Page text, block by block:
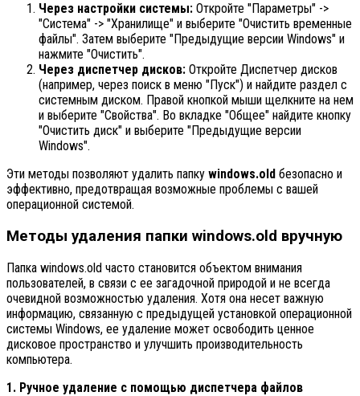
Через настройки системы: Откройте "Параметры" ->
"Система" -> "Хранилище" и выберите "Очистить временные
файлы". Затем выберите "Предыдущие версии Windows" и
нажмите "Очистить".
Через диспетчер дисков: Откройте Диспетчер дисков
(например, через поиск в меню "Пуск") и найдите раздел с
системным диском. Правой кнопкой мыши щелкните на нем
и выберите "Свойства". Во вкладке "Общее" найдите кнопку
"Очистить диск" и выберите "Предыдущие версии
Windows".
Эти методы позволяют удалить папку windows.old безопасно и
эффективно, предотвращая возможные проблемы с вашей
операционной системой.
Методы удаления папки windows.old вручную
Папка windows.old часто становится объектом внимания
пользователей, в связи с ее загадочной природой и не всегда
очевидной возможностью удаления. Хотя она несет важную
информацию, связанную с предыдущей установкой операционной
системы Windows, ее удаление может освободить ценное
дисковое пространство и улучшить производительность
компьютера.
1. Ручное удаление с помощью диспетчера файлов